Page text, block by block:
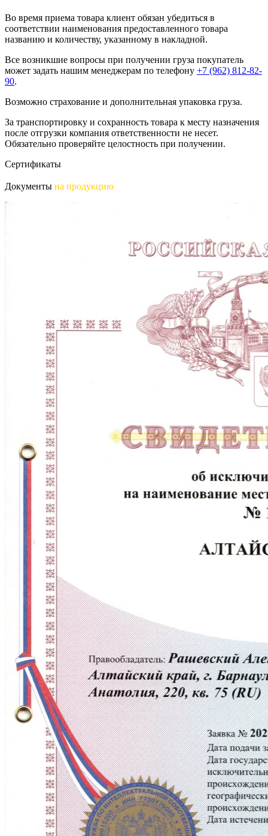
Во время приема товара клиент обязан убедиться в
соответствии наименования предоставленного товара
названию и количеству, указанному в накладной.
Все возникшие вопросы при получении груза покупатель
может задать нашим менеджерам по телефону +7 (962) 812-82-
90.
Возможно страхование и дополнительная упаковка груза.
За транспортировку и сохранность товара к месту назначения
после отгрузки компания ответственности не несет.
Обязательно проверяйте целостность при получении.
Сертификаты
Документы на продукцию